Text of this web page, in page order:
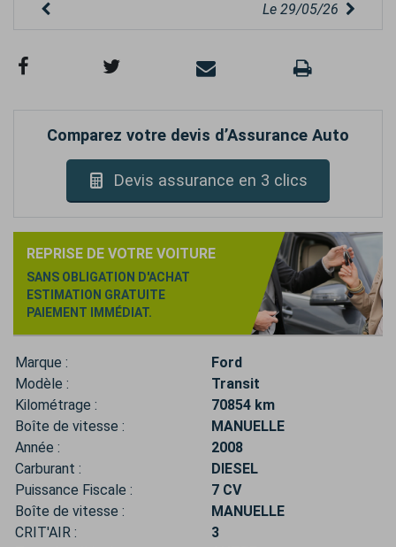
Le 29/05/26
Comparez votre devis d’Assurance Auto
Devis assurance en 3 clics
REPRISE DE VOTRE VOITURE
SANS OBLIGATION D'ACHAT
ESTIMATION GRATUITE
PAIEMENT IMMÉDIAT.
Marque :
Ford
Modèle :
Transit
Kilométrage :
70854 km
Boîte de vitesse :
MANUELLE
Année :
2008
Carburant :
DIESEL
Puissance Fiscale :
7 CV
Boîte de vitesse :
MANUELLE
CRIT'AIR :
3